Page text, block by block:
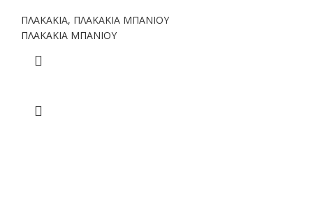
ΠΛΑΚΑΚΙΑ, ΠΛΑΚΑΚΙΑ ΜΠΑΝΙΟΥ
ΠΛΑΚΑΚΙΑ ΜΠΑΝΙΟΥ